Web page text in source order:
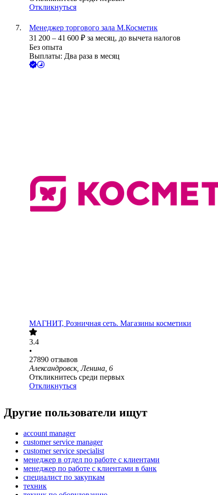
Откликнуться
Менеджер торгового зала М.Косметик
31 200 – 41 600 ₽ за месяц, до вычета налогов
Без опыта
Выплаты: Два раза в месяц
МАГНИТ, Розничная сеть. Магазины косметики
3.4
•
27890 отзывов
Александровск, Ленина, 6
Откликнитесь среди первых
Откликнуться
Другие пользователи ищут
account manager
customer service manager
customer service specialist
менеджер в отдел по работе с клиентами
менеджер по работе с клиентами в банк
специалист по закупкам
техник